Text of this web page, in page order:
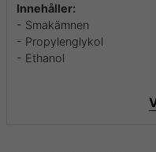
Innehåller:
- Smakämnen
- Propylenglykol
- Ethanol